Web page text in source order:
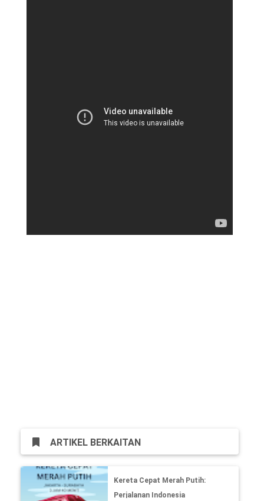
ARTIKEL BERKAITAN
Kereta Cepat Merah Putih:
Perjalanan Indonesia